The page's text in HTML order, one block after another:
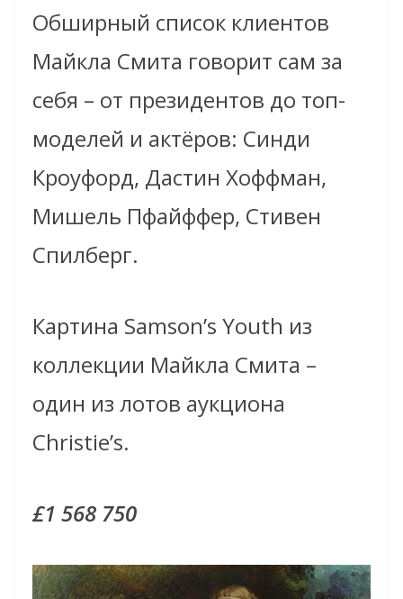
Обширный список клиентов
Майкла Смита говорит сам за
себя – от президентов до топ-
моделей и актёров: Синди
Кроуфорд, Дастин Хоффман,
Мишель Пфайффер, Стивен
Спилберг.
Картина Samson’s Youth из
коллекции Майкла Смита –
один из лотов аукциона
Christie’s.
£1 568 750